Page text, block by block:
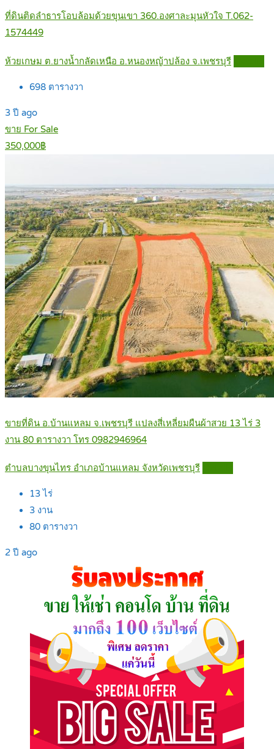
ที่ดินติดลำธารโอบล้อมด้วยขุนเขา 360.องศาละมุนหัวใจ T.062-
1574449
ห้วยเกษม ต.ยางน้ำกลัดเหนือ อ.หนองหญ้าปล้อง จ.เพชรบุรี
698 ตารางวา
3 ปี ago
ขาย For Sale
350,000฿
ขายที่ดิน อ.บ้านแหลม จ.เพชรบุรี แปลงสี่เหลี่ยมผืนผ้าสวย 13 ไร่ 3
งาน 80 ตารางวา โทร 0982946964
ตำบลบางขุนไทร อำเภอบ้านแหลม จังหวัดเพชรบุรี
13 ไร่
3 งาน
80 ตารางวา
2 ปี ago